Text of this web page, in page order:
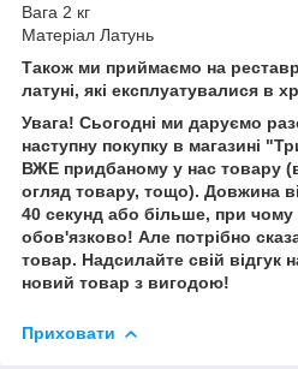
Вага 2 кг
Матеріал Латунь
Також ми приймаємо на
латуні, які експлуатувалися в
Увага! Сьогодні ми даруємо
наступну покупку в магазині
ВЖЕ придбаному у нас товару
огляд товару, тощо). Довжина
40 секунд або більше, при чому
обов'язково! Але потрібно
товар. Надсилайте свій відгук
новий товар з вигодою!
Приховати